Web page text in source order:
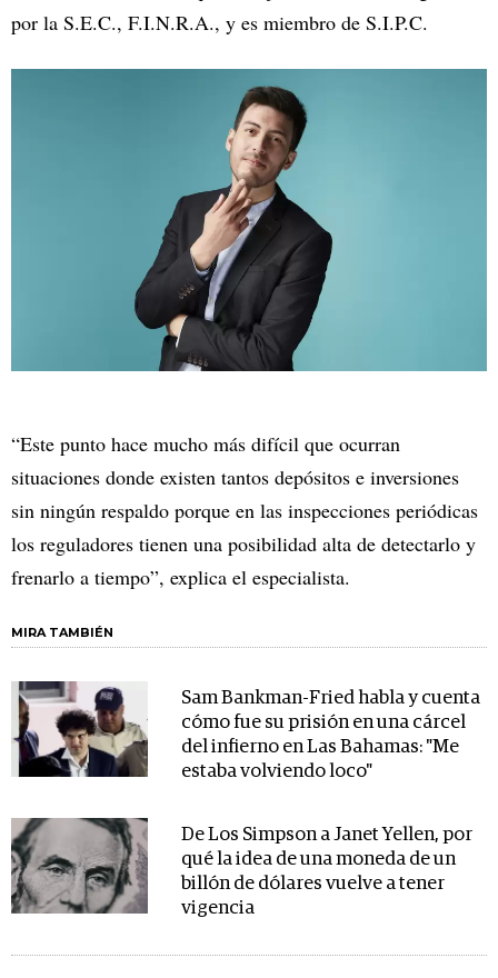
por la S.E.C., F.I.N.R.A., y es miembro de S.I.P.C.
“Este punto hace mucho más difícil que ocurran
situaciones donde existen tantos depósitos e inversiones
sin ningún respaldo porque en las inspecciones periódicas
los reguladores tienen una posibilidad alta de detectarlo y
frenarlo a tiempo”, explica el especialista.
MIRA TAMBIÉN
Sam Bankman-Fried habla y cuenta
cómo fue su prisión en una cárcel
del infierno en Las Bahamas: "Me
estaba volviendo loco"
De Los Simpson a Janet Yellen, por
qué la idea de una moneda de un
billón de dólares vuelve a tener
vigencia